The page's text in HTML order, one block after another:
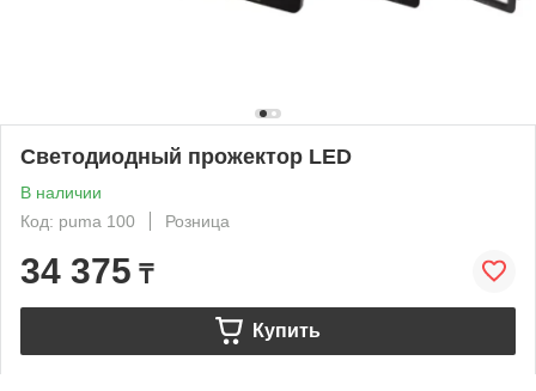
Светодиодный прожектор LED
В наличии
Код: puma 100
Розница
34 375 ₸
Купить